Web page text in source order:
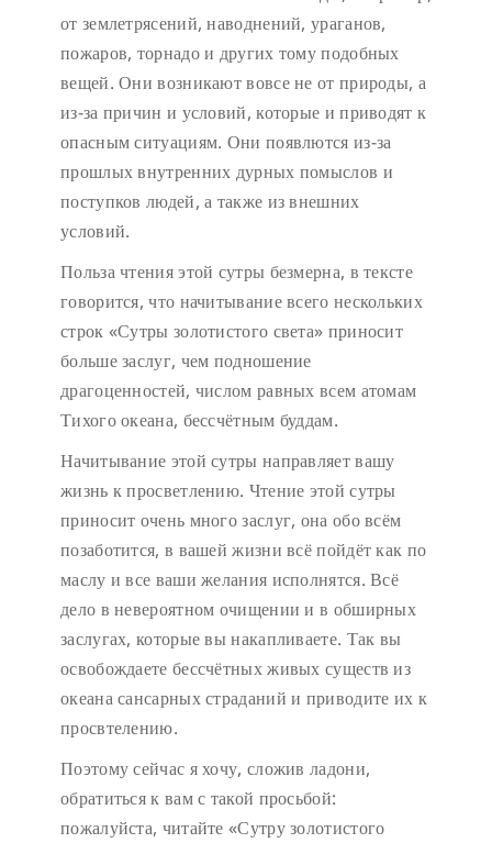
от землетрясений, наводнений, ураганов,
пожаров, торнадо и других тому подобных
вещей. Они возникают вовсе не от природы, а
из-за причин и условий, которые и приводят к
опасным ситуациям. Они появлются из-за
прошлых внутренних дурных помыслов и
поступков людей, а также из внешних
условий.
Польза чтения этой сутры безмерна, в тексте
говорится, что начитывание всего нескольких
строк «Сутры золотистого света» приносит
больше заслуг, чем подношение
драгоценностей, числом равных всем атомам
Тихого океана, бессчётным буддам.
Начитывание этой сутры направляет вашу
жизнь к просветлению. Чтение этой сутры
приносит очень много заслуг, она обо всём
позаботится, в вашей жизни всё пойдёт как по
маслу и все ваши желания исполнятся. Всё
дело в невероятном очищении и в обширных
заслугах, которые вы накапливаете. Так вы
освобождаете бессчётных живых существ из
океана сансарных страданий и приводите их к
просвтелению.
Поэтому сейчас я хочу, сложив ладони,
обратиться к вам с такой просьбой:
пожалуйста, читайте «Сутру золотистого